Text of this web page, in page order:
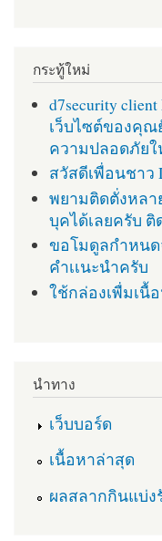
กระทู้ใหม่
d7security
เว็บไซต์ของคุณ
ความปลอดภัยใ
สวัสดีเพื่อนชาว
พยามติดตั่งหลา
บุคได้เลยครับ
ขอโมดูลกำหนด
คำเเนะนำครับ
ใช้กล่องเพื่มเนื้
นำทาง
เว็บบอร์ด
เนื้อหาล่าสุด
ผลสลากกินแบ่ง